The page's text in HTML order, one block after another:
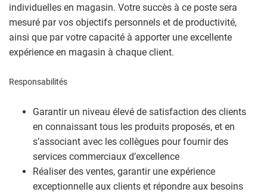
individuelles en magasin. Votre succès à ce poste sera
mesuré par vos objectifs personnels et de productivité,
ainsi que par votre capacité à apporter une excellente
expérience en magasin à chaque client.
Responsabilités
Garantir un niveau élevé de satisfaction des clients
en connaissant tous les produits proposés, et en
s’associant avec les collègues pour fournir des
services commerciaux d’excellence
Réaliser des ventes, garantir une expérience
exceptionnelle aux clients et répondre aux besoins